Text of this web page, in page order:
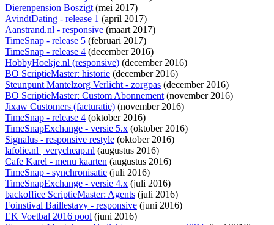
Dierenpension Boszigt(mei 2017)
AvindtDating - release 1 (april 2017)
Aanstrand.nl - responsive (maart 2017)
TimeSnap - release 5 (februari 2017)
TimeSnap - release 4 (december 2016)
HobbyHoekje.nl (responsive) (december 2016)
BO ScriptieMaster: historie (december 2016)
Steunpunt Mantelzorg Verlicht - zorgpas (december 2016)
BO ScriptieMaster: Custom Abonnement(november 2016)
Jixaw Customers (facturatie) (november 2016)
TimeSnap - release 4 (oktober 2016)
TimeSnapExchange - versie 5.x (oktober 2016)
Signalus - responsive restyle (oktober 2016)
lafolie.nl | verycheap.nl (augustus 2016)
Cafe Karel - menu kaarten (augustus 2016)
TimeSnap - synchronisatie (juli 2016)
TimeSnapExchange - versie 4.x (juli 2016)
backoffice ScriptieMaster: Agents (juli 2016)
Foinstival Baillestavy - responsive (juni 2016)
EK Voetbal 2016 pool (juni 2016)